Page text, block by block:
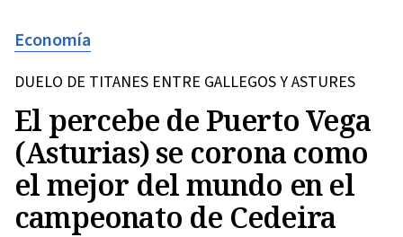
Economía
DUELO DE TITANES ENTRE GALLEGOS Y ASTURES
El percebe de Puerto Vega
(Asturias) se corona como
el mejor del mundo en el
campeonato de Cedeira